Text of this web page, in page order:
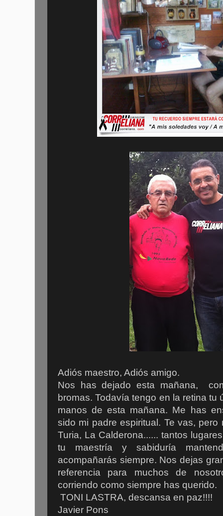
Adiós maestro, Adiós amigo.
Nos has dejado esta mañana,
bromas. Todavía tengo en la retina tu
manos de esta mañana. Me has
sido mi padre espiritual. Te vas,
Turia, La Calderona...... tantos
tu maestría y sabiduría
acompañarás siempre. Nos dejas
referencia para muchos de
corriendo como siempre has querido.
TONI LASTRA, descansa en paz!!!!
Javier Pons